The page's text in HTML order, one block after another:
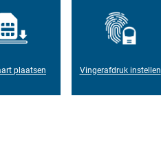
plaatsen Vingerafdruk instellen